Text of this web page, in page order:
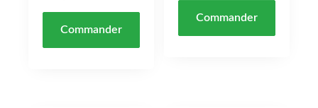
Commander
Commander